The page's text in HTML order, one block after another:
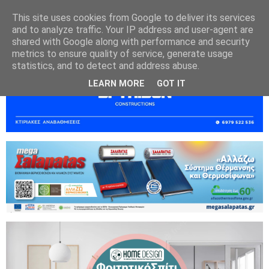
This site uses cookies from Google to deliver its services
and to analyze traffic. Your IP address and user-agent are
shared with Google along with performance and security
metrics to ensure quality of service, generate usage
statistics, and to detect and address abuse.
LEARN MORE GOT IT